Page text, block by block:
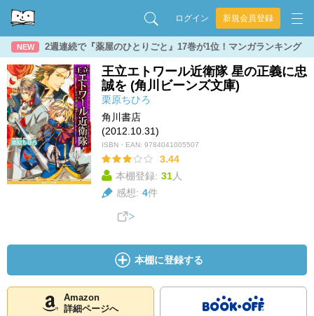
ログイン 新規会員登録
NEW 2週連続で『薬屋のひとりごと』17巻が1位！マンガランキング
王立エトワール近衛隊 星の正義に忠
誠を (角川ビーンズ文庫)
栗原ちひろ
角川書店
(2012.10.31)
ISBN・EAN: 9784041005507
3.44
本棚登録: 31人
感想: 4件
本棚に登録する
Amazon
詳細ページへ